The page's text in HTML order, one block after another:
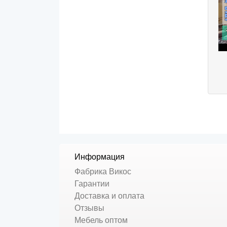
Информация
Фабрика Викос
Гарантии
Доставка и оплата
Отзывы
Мебель оптом